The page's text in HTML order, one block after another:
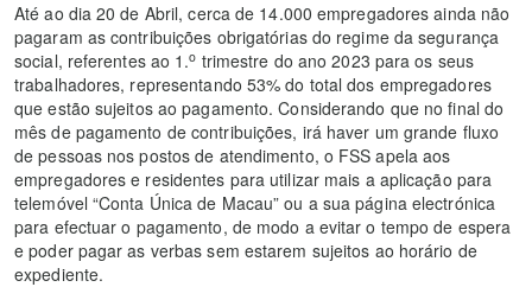
Até ao dia 20 de Abril, cerca de 14.000 empregadores ainda não
pagaram as contribuições obrigatórias do regime da segurança
social, referentes ao 1.o trimestre do ano 2023 para os seus
trabalhadores, representando 53% do total dos empregadores
que estão sujeitos ao pagamento. Considerando que no final do
mês de pagamento de contribuições, irá haver um grande fluxo
de pessoas nos postos de atendimento, o FSS apela aos
empregadores e residentes para utilizar mais a aplicação para
telemóvel “Conta Única de Macau” ou a sua página electrónica
para efectuar o pagamento, de modo a evitar o tempo de espera
e poder pagar as verbas sem estarem sujeitos ao horário de
expediente.